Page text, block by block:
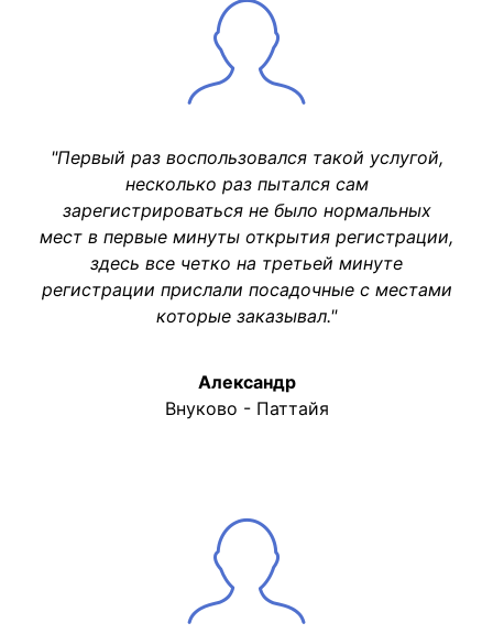
"Первый раз воспользовался такой услугой,
несколько раз пытался сам
зарегистрироваться не было нормальных
мест в первые минуты открытия регистрации,
здесь все четко на третьей минуте
регистрации прислали посадочные с местами
которые заказывал."
Александр
Внуково - Паттайя